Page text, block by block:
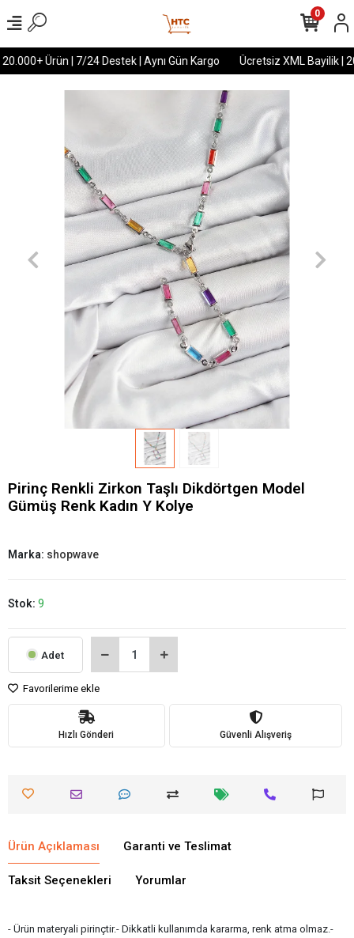
Ürün | 7/24 Destek | Aynı Gün Kargo Ücretsiz XML Bayilik |
0
Pirinç Renkli Zirkon Taşlı Dikdörtgen Model
Gümüş Renk Kadın Y Kolye
Marka: shopwave
Stok: 9
Adet
Favorilerime ekle
Hızlı Gönderi Güvenli Alışveriş
Ürün Açıklaması Garanti ve Teslimat
Taksit Seçenekleri Yorumlar
- Ürün materyali pirinçtir.- Dikkatli kullanımda kararma, renk atma olmaz.-